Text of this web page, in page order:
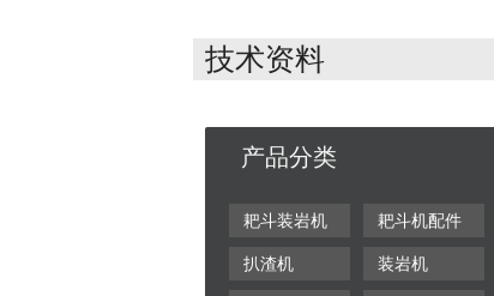
技术资料
产品分类
耙斗装岩机 耙斗机配件
扒渣机 装岩机